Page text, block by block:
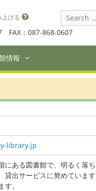
上げる
FAX：087-868-0607
Search
for:
情報
library.jp
にある図書館で、明るく落
貸出サービスに努めていま
。